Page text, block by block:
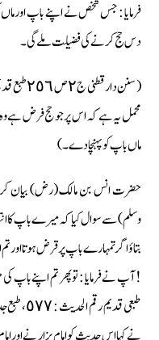
فرمایا : جس شخص نے اپنے باپ اور ماں
دس حج کرنے کی فضلیت ملے گی۔
محمل یہ ہے کہ اس پر جو حج فرض ہے
ماں باپ کو پہنچا دے۔ )
حضرت انس بن مالک (رض) بیان
وسلم) سے سوال کیا کہ میرے باپ کا
بتاؤ اگر تمہارے باپ پر قرض ہوتا اور